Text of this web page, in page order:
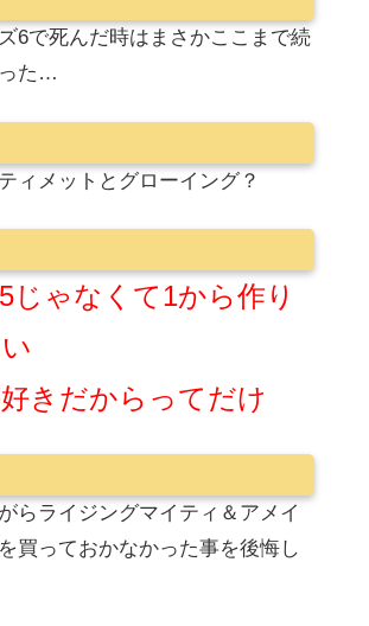
6で死んだ時はまさかここまで続
た…
ィメットとグローイング？
じゃなくて1から作り
きだからってだけ
らライジングマイティ＆アメイ
買っておかなかった事を後悔し